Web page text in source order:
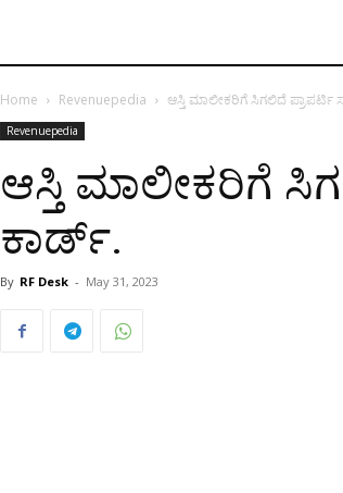
Home Revenuepedia ಆಸ್ತಿ ಮಾಲೀಕರಿಗೆ ಸಿಗಲಿದೆ ಪ್ರಾಪರ್ಟಿ
Revenuepedia
ಆಸ್ತಿ ಮಾಲೀಕರಿಗೆ
ಕಾರ್ಡ್.
By RF Desk - May 31, 2023